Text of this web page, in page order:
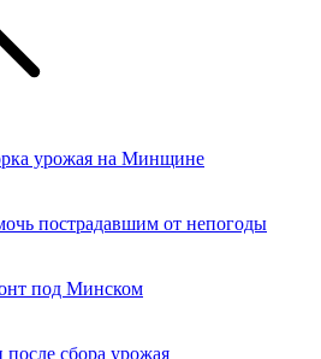
урожая на Минщине
пострадавшим от непогоды
под Минском
сбора урожая